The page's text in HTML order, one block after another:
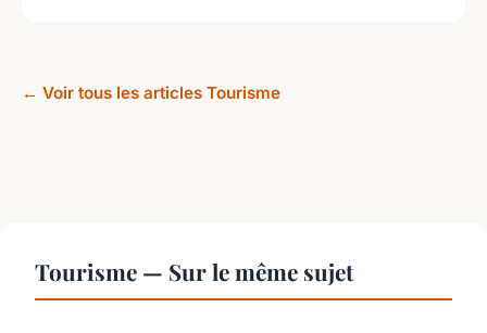
← Voir tous les articles Tourisme
Tourisme — Sur le même sujet